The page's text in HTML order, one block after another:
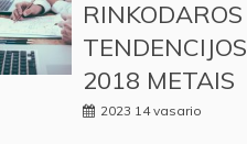
RINKODAROS
TENDENCIJOS
2018 METAIS
2023 14 vasario